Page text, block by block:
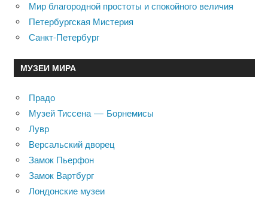
Мир благородной простоты и спокойного величия
Петербургская Мистерия
Санкт-Петербург
МУЗЕИ МИРА
Прадо
Музей Тиссена — Борнемисы
Лувр
Версальский дворец
Замок Пьерфон
Замок Вартбург
Лондонские музеи